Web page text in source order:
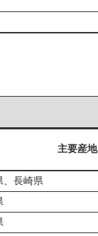
主要産地
、長崎県